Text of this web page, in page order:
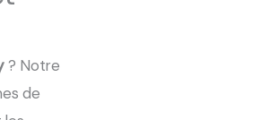
? Notre
de